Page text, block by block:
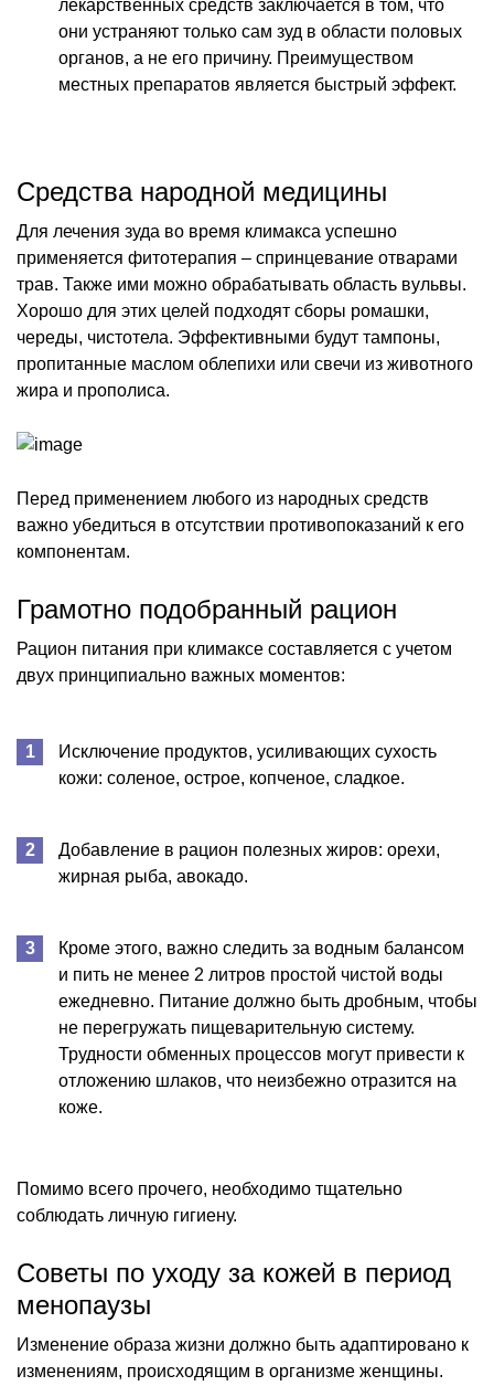
лекарственных средств заключается в том, что
они устраняют только сам зуд в области половых
органов, а не его причину. Преимуществом
местных препаратов является быстрый эффект.
Средства народной медицины
Для лечения зуда во время климакса успешно
применяется фитотерапия – спринцевание отварами
трав. Также ими можно обрабатывать область вульвы.
Хорошо для этих целей подходят сборы ромашки,
череды, чистотела. Эффективными будут тампоны,
пропитанные маслом облепихи или свечи из животного
жира и прополиса.
Перед применением любого из народных средств
важно убедиться в отсутствии противопоказаний к его
компонентам.
Грамотно подобранный рацион
Рацион питания при климаксе составляется с учетом
двух принципиально важных моментов:
Исключение продуктов, усиливающих сухость
кожи: соленое, острое, копченое, сладкое.
Добавление в рацион полезных жиров: орехи,
жирная рыба, авокадо.
Кроме этого, важно следить за водным балансом
и пить не менее 2 литров простой чистой воды
ежедневно. Питание должно быть дробным, чтобы
не перегружать пищеварительную систему.
Трудности обменных процессов могут привести к
отложению шлаков, что неизбежно отразится на
коже.
Помимо всего прочего, необходимо тщательно
соблюдать личную гигиену.
Советы по уходу за кожей в период
менопаузы
Изменение образа жизни должно быть адаптировано к
изменениям, происходящим в организме женщины.